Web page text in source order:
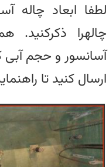
لطفا ابعاد چاله
چالهرا ذکرکنید.
آسانسور و حجم
ارسال کنید تا